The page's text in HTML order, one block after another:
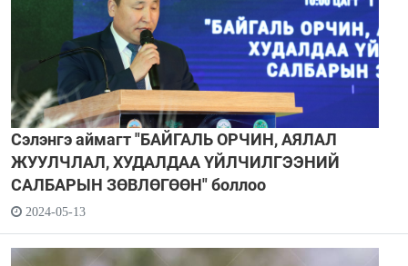
Сэлэнгэ аймагт "БАЙГАЛЬ ОРЧИН, АЯЛАЛ
ЖУУЛЧЛАЛ, ХУДАЛДАА ҮЙЛЧИЛГЭЭНИЙ
САЛБАРЫН ЗӨВЛӨГӨӨН" боллоо
2024-05-13